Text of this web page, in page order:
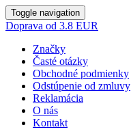
Toggle navigation
Doprava od 3.8 EUR
Značky
Časté otázky
Obchodné podmienky
Odstúpenie od zmluvy
Reklamácia
O nás
Kontakt